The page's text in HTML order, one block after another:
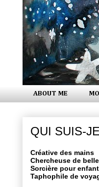
ABOUT ME
QUI SUIS-
Créative des mains
Chercheuse de
Sorcière pour
Taphophile de